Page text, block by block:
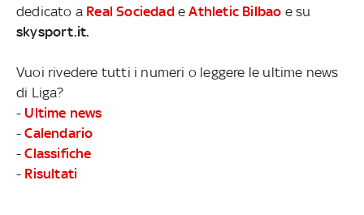
dedicato a Real SociedadeAthletic Bilbao e su
skysport.it.
Vuoi rivedere tutti i numeri o leggere le ultime news
di Liga?
- Ultime news
-Calendario
-Classifiche
- Risultati